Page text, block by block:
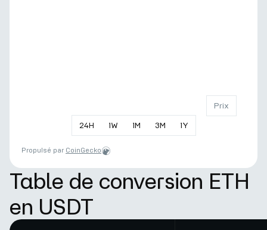
24H 1W 1M 3M 1Y
Prix
Propulsé par CoinGecko
Table de conversion ETH
en USDT